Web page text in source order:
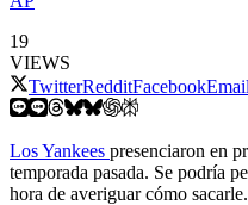
19
VIEWS
TwitterRedditFacebookEmail
Los Yankees presenciaron en
temporada pasada. Se podría
hora de averiguar cómo